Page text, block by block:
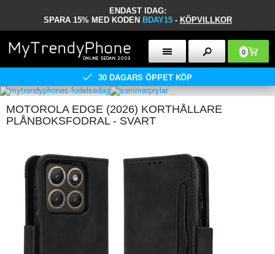
ENDAST IDAG:
SPARA 15% MED KODEN BDAY15 - KÖPVILLKOR
0
30 DAGARS ÖPPET KÖP
MOTOROLA EDGE (2026) KORTHÅLLARE
PLÅNBOKSFODRAL - SVART